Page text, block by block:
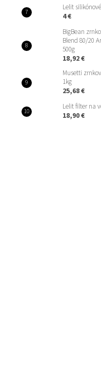
Lelit
4 €
BigBean
Blend 80/20
500g
18,92 €
Musetti
1kg
25,68 €
Lelit filter na
18,90 €